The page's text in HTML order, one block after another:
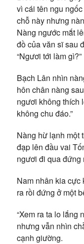
vì cái tên ngu
chỗ này nhưng
Nàng ngước mắt
đồ của văn sĩ sau
“Ngươi tới làm gì?”
Bạch Lân nhìn
hôn chân nàng
ngươi không thích
không chu đáo.”
Nàng hừ lạnh một
đạp lên đầu vai
ngươi đi qua đứng
Nam nhân kia cực
ra rồi đứng ở một
“Xem ra ta lo lắng
nhưng vẫn nhìn
cạnh giường.